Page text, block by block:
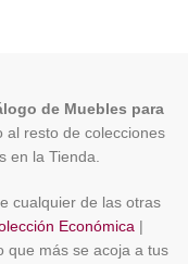
de Muebles para
al resto de colecciones
en la Tienda.
cualquier de las otras
Económica|
que más se acoja a tus